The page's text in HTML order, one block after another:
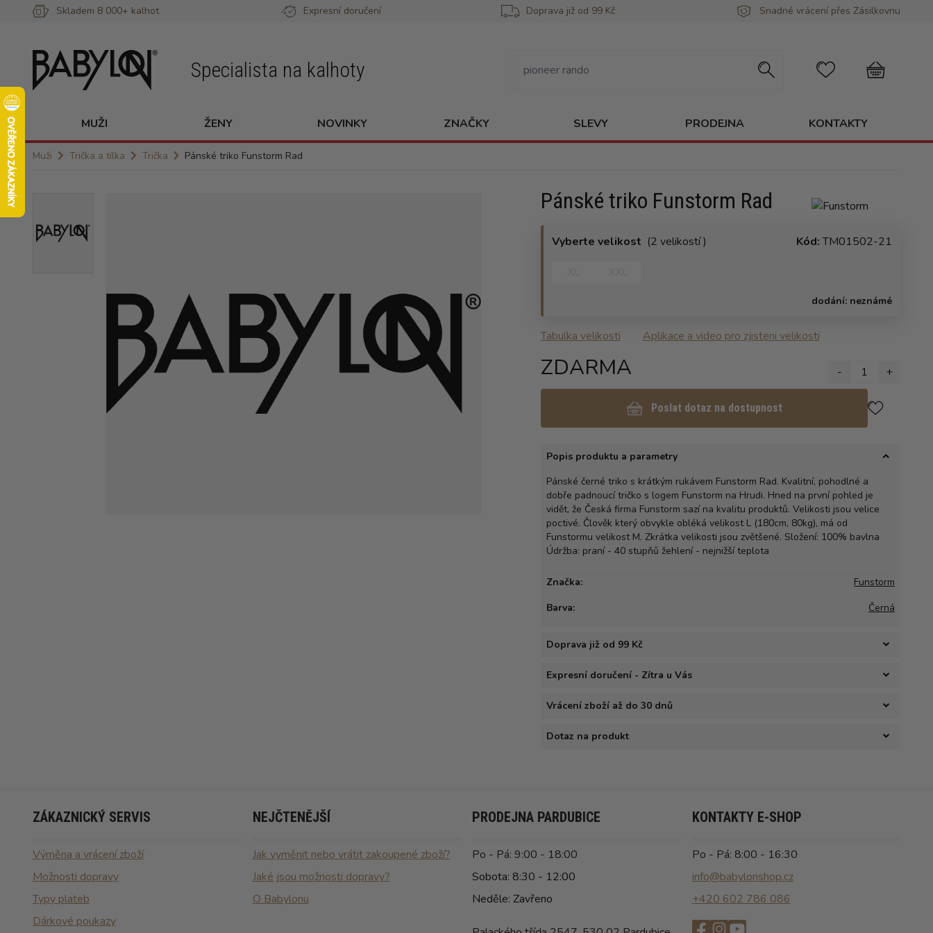
Skladem 8 000+ kalhot Expresní doručení Doprava již od 99 Kč Snadné vrácení přes Zásilkovnu
Specialista na kalhoty
MUŽI ŽENY NOVINKY ZNAČKY SLEVY PRODEJNA KONTAKTY
Muži Trička a tílka Trička Pánské triko Funstorm Rad
Pánské triko Funstorm Rad
Vyberte velikost (2 velikostí ) Kód:TM01502-21
dodání: neznámé
Tabulka velikosti Aplikace a video pro zjisteni velikosti
ZDARMA - 1 +
Poslat dotaz na dostupnost
Popis produktu a parametry
Pánské černé triko s krátkým rukávem Funstorm Rad. Kvalitní, pohodlné a
dobře padnoucí tričko s logem Funstorm na Hrudi. Hned na první pohled je
vidět, že Česká firma Funstorm sazí na kvalitu produktů. Velikosti jsou velice
poctivé. Člověk který obvykle obléká velikost L (180cm, 80kg), má od
Funstormu velikost M. Zkrátka velikosti jsou zvětšené. Složení: 100% bavlna
Údržba: praní - 40 stupňů žehlení - nejnižší teplota
Značka:
Funstorm
Barva:
Černá
Doprava již od 99 Kč
Expresní doručení - Zítra u Vás
Vrácení zboží až do 30 dnů
Dotaz na produkt
ZÁKAZNICKÝ SERVIS
Výměna a vrácení zboží
Možnosti dopravy
Typy plateb
Dárkové poukazy
NEJČTENĚJŠÍ
Jak vyměnit nebo vrátit zakoupené zboží?
Jaké jsou možnosti dopravy?
O Babylonu
PRODEJNA PARDUBICE
Po - Pá: 9:00 - 18:00
Sobota: 8:30 - 12:00
Neděle: Zavřeno
KONTAKTY E-SHOP
Po - Pá: 8:00 - 16:30
info@babylonshop.cz
+420 602 786 086